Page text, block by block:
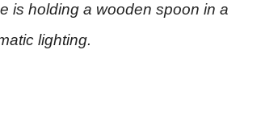
is holding a wooden spoon in a
lighting.